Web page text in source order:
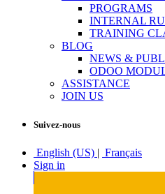
PROGRAMS
INTERNAL
TRAINING
BLOG
NEWS &
ODOO
ASSISTANCE
JOIN US
Suivez-nous
English (US) | Français
Sign in